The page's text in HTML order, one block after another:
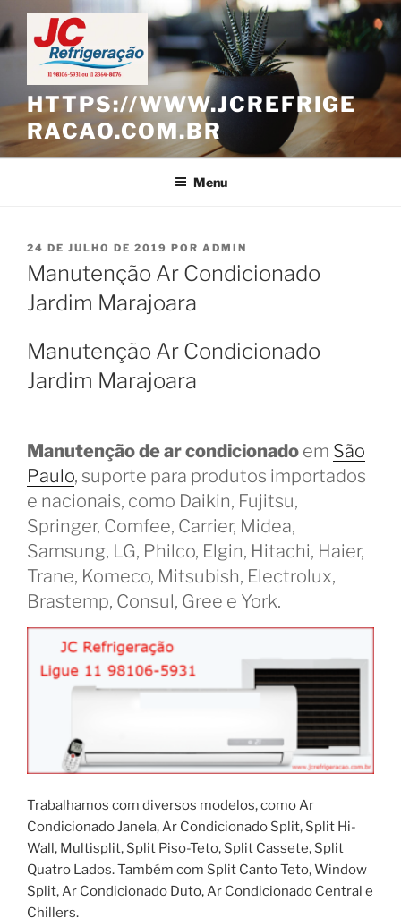
Pular
para
o
conteúdo
HTTPS://WWW.JCREFRIGE
RACAO.COM.BR
Menu
PUBLICADO
EM
24 DE JULHO DE 2019 POR ADMIN
Manutenção Ar Condicionado
Jardim Marajoara
Manutenção Ar Condicionado
Jardim Marajoara
Manutenção de ar condicionado em São
Paulo, suporte para produtos importados
e nacionais, como Daikin, Fujitsu,
Springer, Comfee, Carrier, Midea,
Samsung, LG, Philco, Elgin, Hitachi, Haier,
Trane, Komeco, Mitsubish, Electrolux,
Brastemp, Consul, Gree e York.
Trabalhamos com diversos modelos, como Ar
Condicionado Janela, Ar Condicionado Split, Split Hi-
Wall, Multisplit, Split Piso-Teto, Split Cassete, Split
Quatro Lados. Também com Split Canto Teto, Window
Split, Ar Condicionado Duto, Ar Condicionado Central e
Chillers.